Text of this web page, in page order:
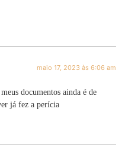
maio 17, 2023 às 6:06 am
documentos ainda é de
já fez a perícia